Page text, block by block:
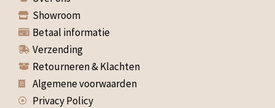
Showroom
Betaal informatie
Verzending
Retourneren & Klachten
Algemene voorwaarden
Privacy Policy